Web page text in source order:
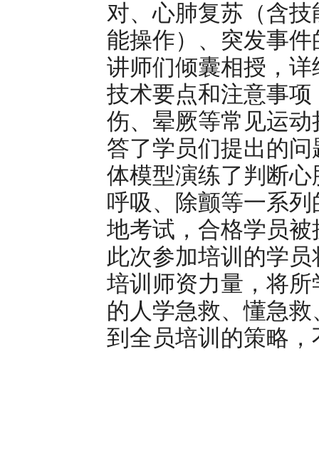
对、心肺复苏（含
能操作）、突发事
讲师们倾囊相授，
技术要点和注意事
伤、晕厥等常见运
答了学员们提出的
体模型演练了判断
呼吸、除颤等一系
地考试，合格学员
此次参加培训的学
培训师资力量，将
的人学急救、懂急
到全员培训的策略